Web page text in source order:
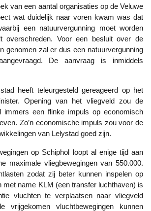
van een aantal organisaties op de Veluwe
wat duidelijk naar voren kwam was dat
een natuurvergunning moet worden
overschreden. Voor een besluit over de
genomen zal er dus een natuurvergunning
De aanvraag is inmiddels
Opening van het vliegveld zou de
immers een flinke impuls op economisch
Zo’n economische impuls zou voor de
van Lelystad goed zijn.
maximale vliegbewegingen van 550.000.
zodat zij beter kunnen inspelen op
met name KLM (een transfer luchthaven) is
vluchten te verplaatsen naar vliegveld
vrijgekomen vluchtbewegingen kunnen